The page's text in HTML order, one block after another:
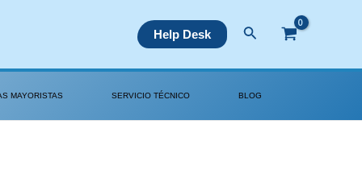
Help Desk Buscar
MAYORISTAS SERVICIO TÉCNICO BLOG